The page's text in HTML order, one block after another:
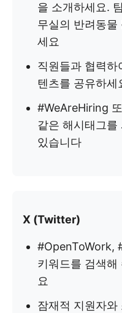
을 소개하세요.
무실의 반려동물
세요
직원들과 협력하
텐츠를 공유하세
#WeAreHiring
같은 해시태그를
있습니다
X (Twitter)
#OpenToWork,
키워드를 검색해
요
잠재적 지원자와